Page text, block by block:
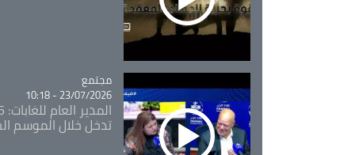
Catégorie
مجتمع
23/07/2026 - 10:18
تدخل خلال الموسم